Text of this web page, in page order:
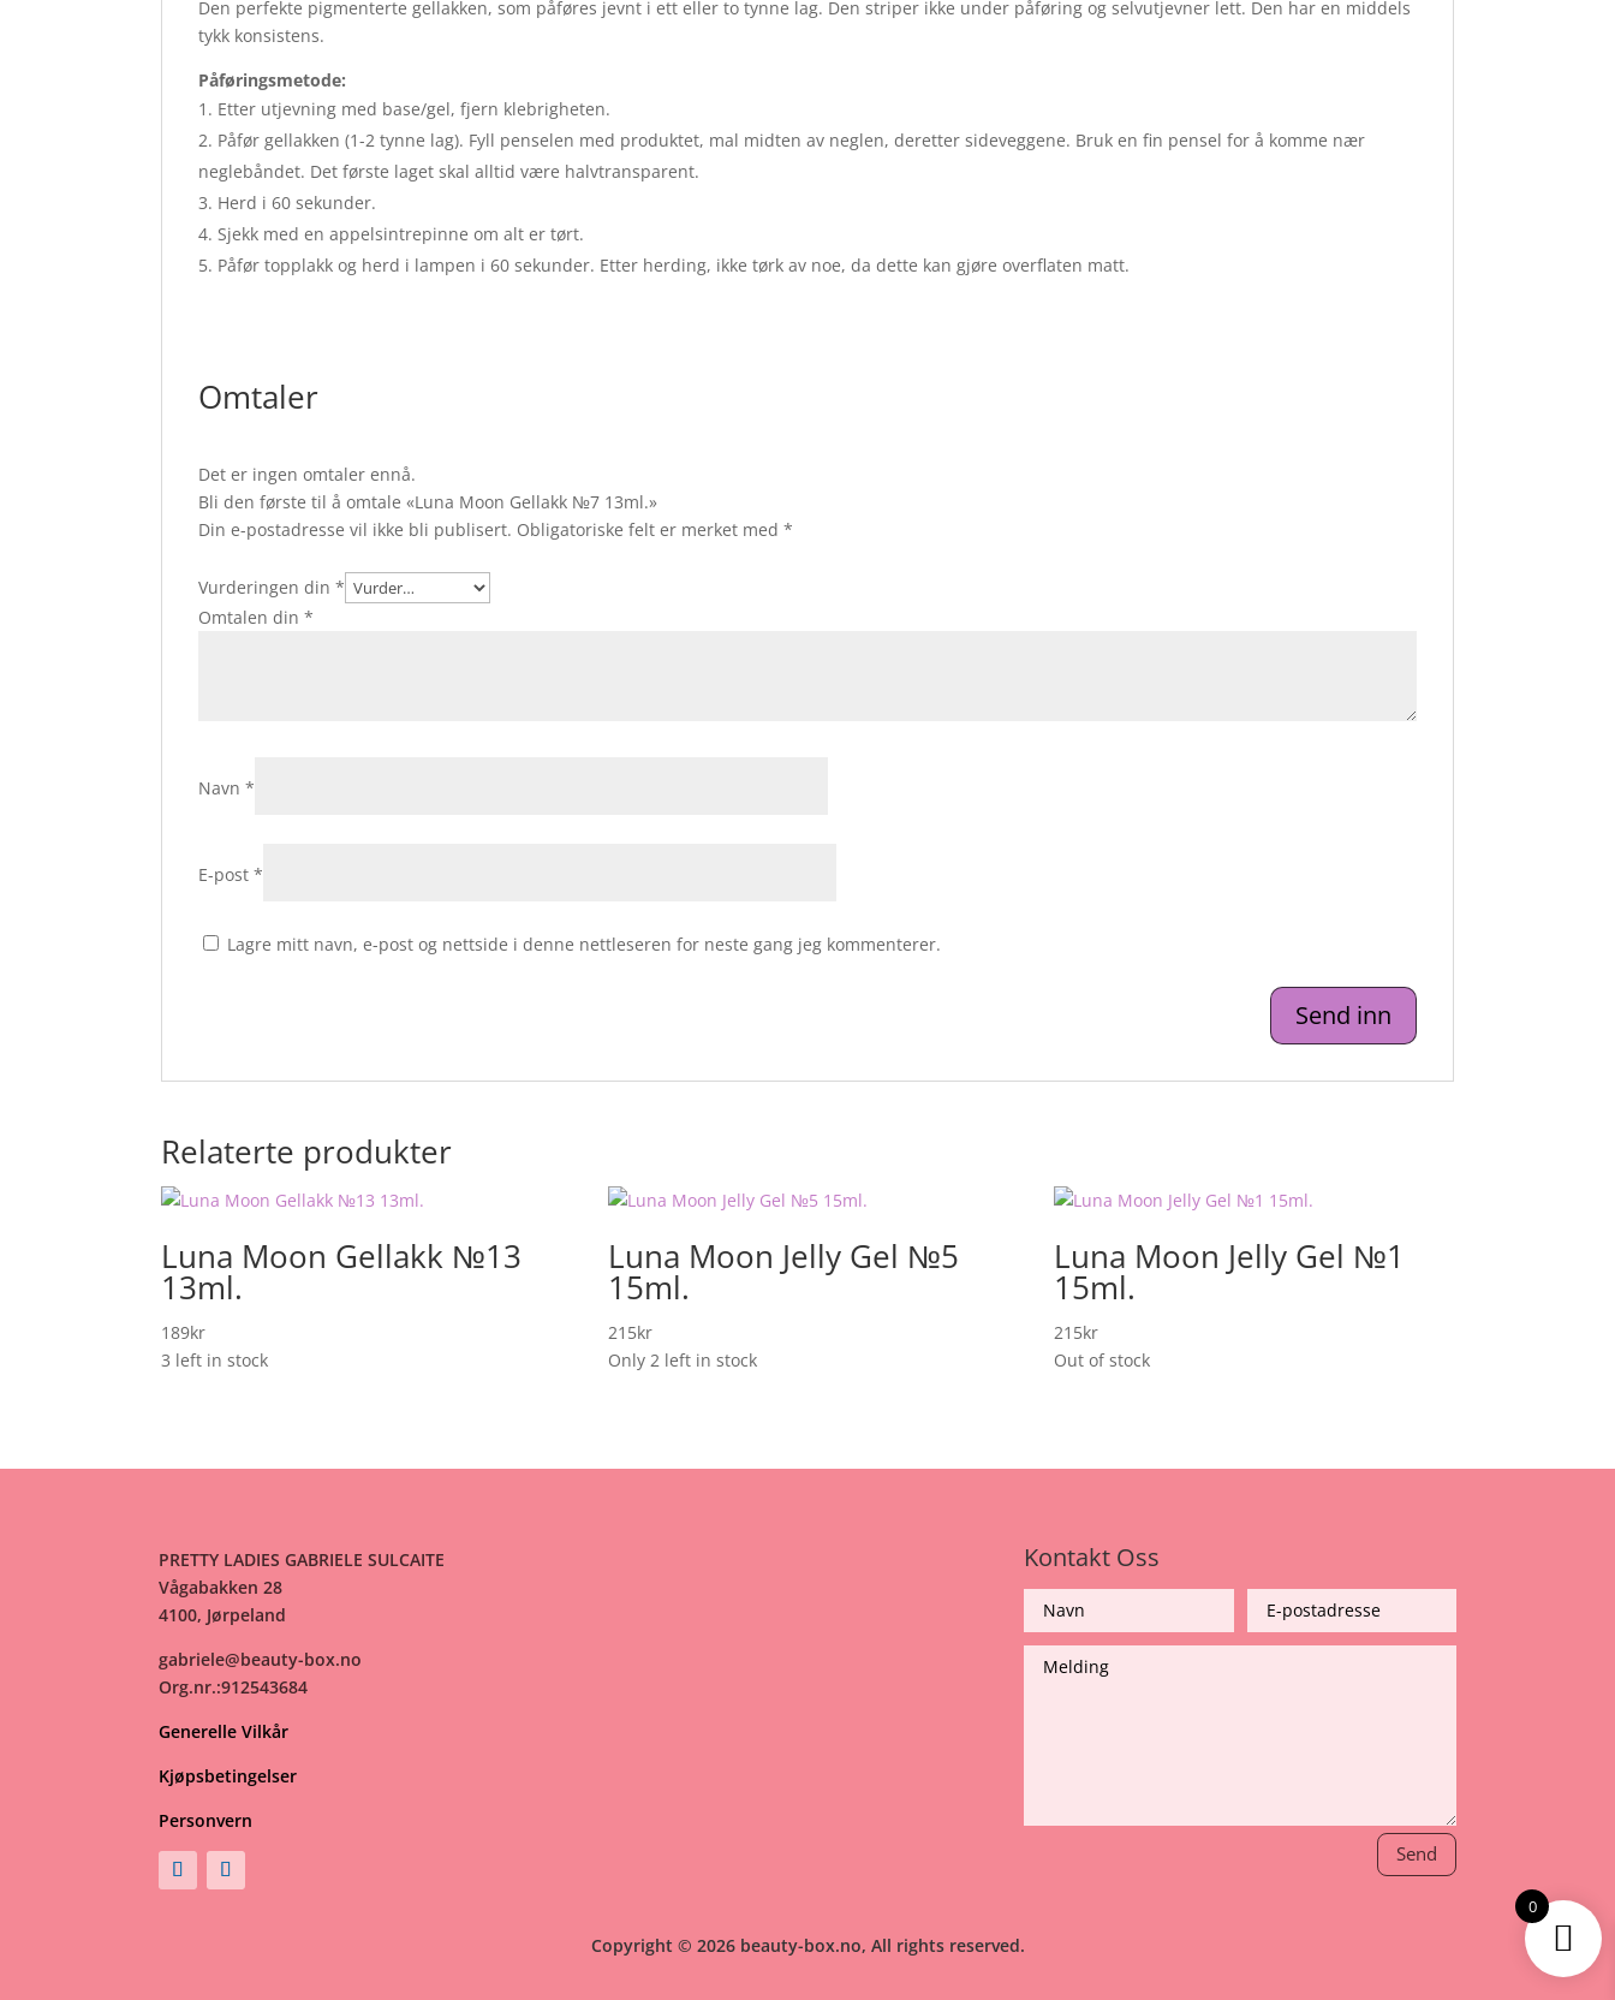
Den perfekte pigmenterte gellakken, som påføres jevnt i ett eller to tynne lag. Den striper ikke under påføring og selvutjevner lett. Den har en middels
tykk konsistens.
Påføringsmetode:
Etter utjevning med base/gel, fjern klebrigheten.
Påfør gellakken (1-2 tynne lag). Fyll penselen med produktet, mal midten av neglen, deretter sideveggene. Bruk en fin pensel for å komme nær
neglebåndet. Det første laget skal alltid være halvtransparent.
Herd i 60 sekunder.
Sjekk med en appelsintrepinne om alt er tørt.
Påfør topplakk og herd i lampen i 60 sekunder. Etter herding, ikke tørk av noe, da dette kan gjøre overflaten matt.
Omtaler
Det er ingen omtaler ennå.
Bli den første til å omtale «Luna Moon Gellakk №7 13ml.»
Din e-postadresse vil ikke bli publisert. Obligatoriske felt er merket med*
Vurderingen din*
Omtalen din*
Navn*
E-post*
Lagre mitt navn, e-post og nettside i denne nettleseren for neste gang jeg kommenterer.
Relaterte produkter
Luna Moon Gellakk №13
13ml.
189kr
3 left in stock
Luna Moon Jelly Gel №5
15ml.
215kr
Only 2 left in stock
Luna Moon Jelly Gel №1
15ml.
215kr
Out of stock
PRETTY LADIES GABRIELE SULCAITE
Vågabakken 28
4100, Jørpeland
gabriele@beauty-box.no
Org.nr.:912543684
Generelle Vilkår
Kjøpsbetingelser
Personvern
Kontakt Oss
Send
Copyright © 2026 beauty-box.no, All rights reserved.
0